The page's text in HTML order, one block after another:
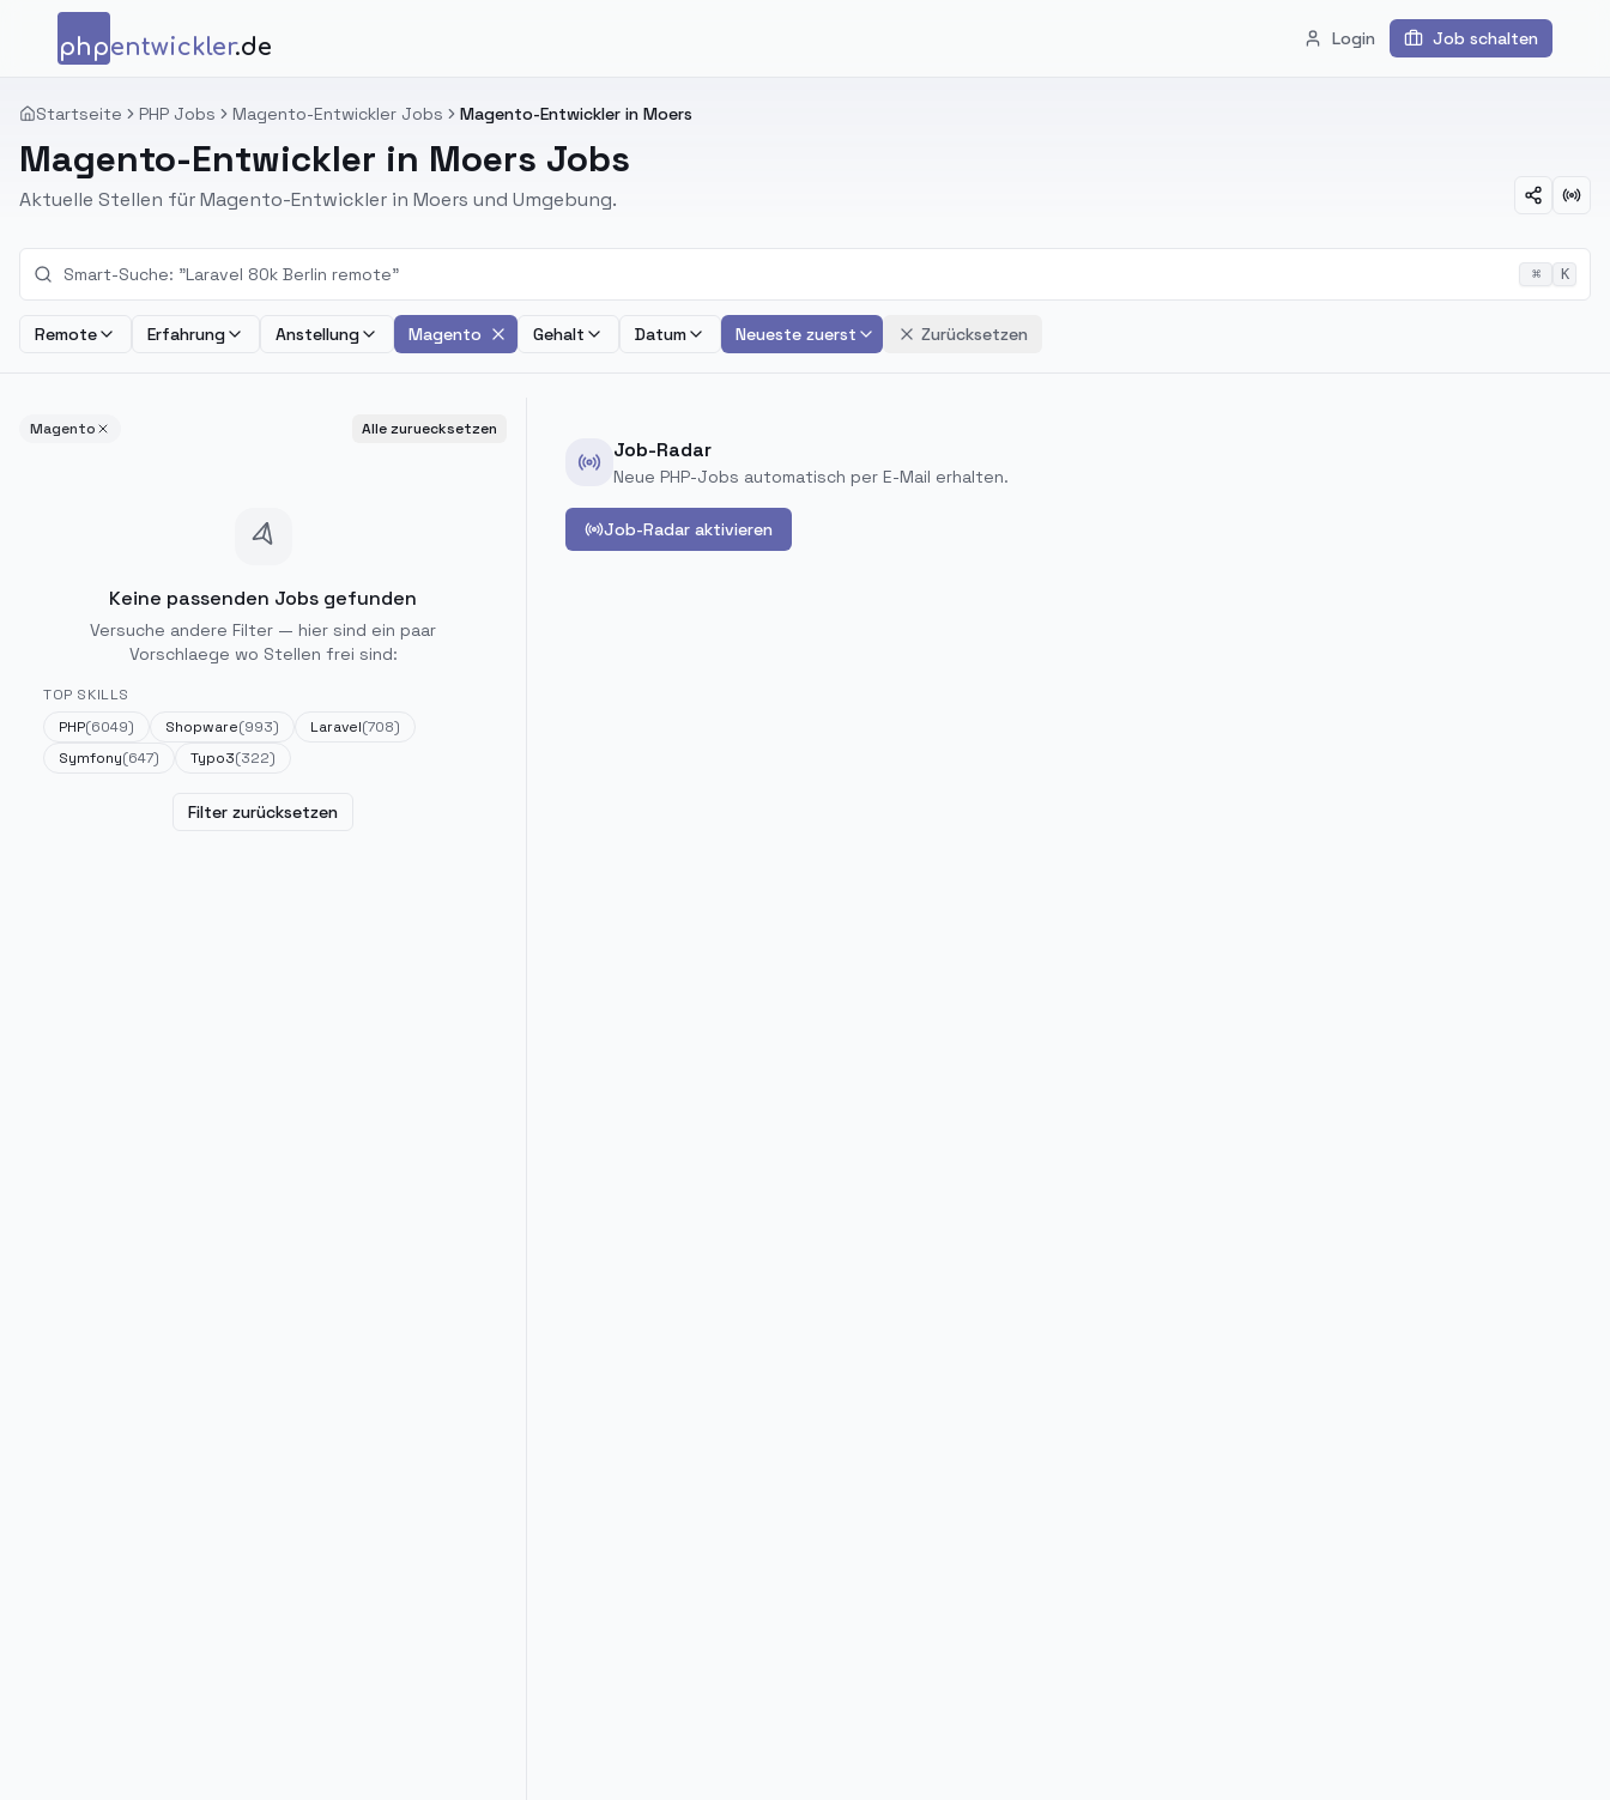
Zum Inhalt springen
phpentwickler.de Login Job schalten
Startseite PHP Jobs Magento-Entwickler Jobs Magento-Entwickler in Moers
Magento-Entwickler in Moers Jobs
Aktuelle Stellen für Magento-Entwickler in Moers und Umgebung.
⌘ K
Remote Erfahrung Anstellung Magento Gehalt Datum Neueste zuerst Zurücksetzen
Magento Alle zuruecksetzen
Keine passenden Jobs gefunden
Versuche andere Filter — hier sind ein paar
Vorschlaege wo Stellen frei sind:
TOP SKILLS
PHP(6049) Shopware(993) Laravel(708)
Symfony(647) Typo3(322)
Filter zurücksetzen
Job-Radar
Neue PHP-Jobs automatisch per E-Mail erhalten.
Job-Radar aktivieren